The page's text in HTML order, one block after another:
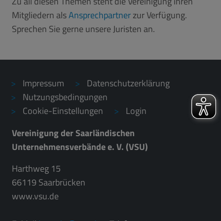
Mitgliedern alsAnsprechpartnerzur Verfügung.
Sprechen Sie gerne unsere Juristen an.
Impressum
Datenschutzerklärung
Nutzungsbedingungen
Cookie-Einstellungen
Login
Vereinigung der Saarländischen
Unternehmensverbände e. V. (VSU)
Harthweg 15
66119 Saarbrücken
www.vsu.de